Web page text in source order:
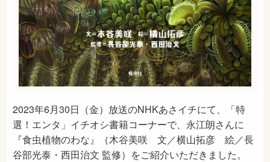
2023年6月30日（金）放送のNHKあさイチにて、「特
選！エンタ」イチオシ書籍コーナーで、永江朗さんに
『食虫植物のわな』（木谷美咲 文／横山拓彦 絵／長
谷部光泰・西田治文 監修）をご紹介いただきました。